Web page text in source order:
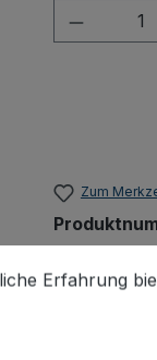
Zum
Gewicht:
Erfahrung
Erfahrung